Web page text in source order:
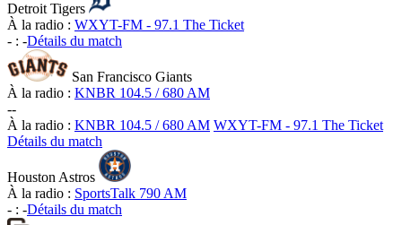
Detroit Tigers
À la radio : WXYT-FM - 97.1 The Ticket
- : -Détails du match
San Francisco Giants
À la radio : KNBR 104.5 / 680 AM
--
À la radio : KNBR 104.5 / 680 AM WXYT-FM - 97.1 The Ticket
Détails du match
Houston Astros
À la radio : SportsTalk 790 AM
- : -Détails du match